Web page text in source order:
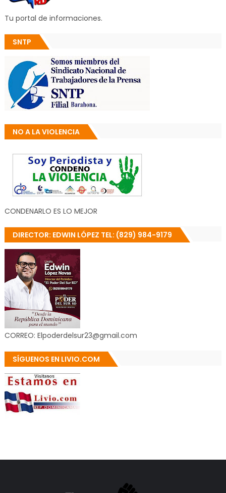
Tu portal de informaciones.
SNTP
NO A LA VIOLENCIA
CONDENARLO ES LO MEJOR
DIRECTOR: EDWIN LÓPEZ TEL: (829) 984-9179
CORREO: Elpoderdelsur23@gmail.com
SÍGUENOS EN LIVIO.COM